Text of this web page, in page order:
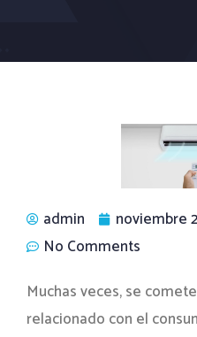
admin noviembre
No Comments
Muchas veces, se
relacionado con el